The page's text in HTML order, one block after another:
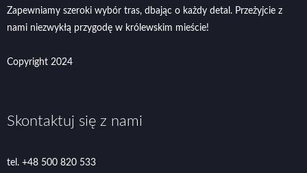
Zapewniamy szeroki wybór tras, dbając o każdy detal. Przeżyjcie z
nami niezwykłą przygodę w królewskim mieście!
Copyright 2024
Skontaktuj się z nami
tel. +48 500 820 533